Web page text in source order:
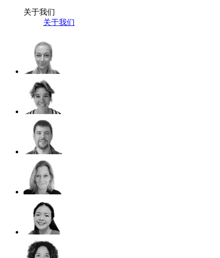
关于我们
关于我们